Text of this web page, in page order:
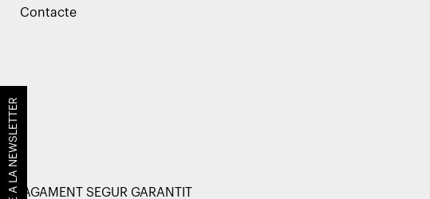
Contacte
PAGAMENT SEGUR GARANTIT